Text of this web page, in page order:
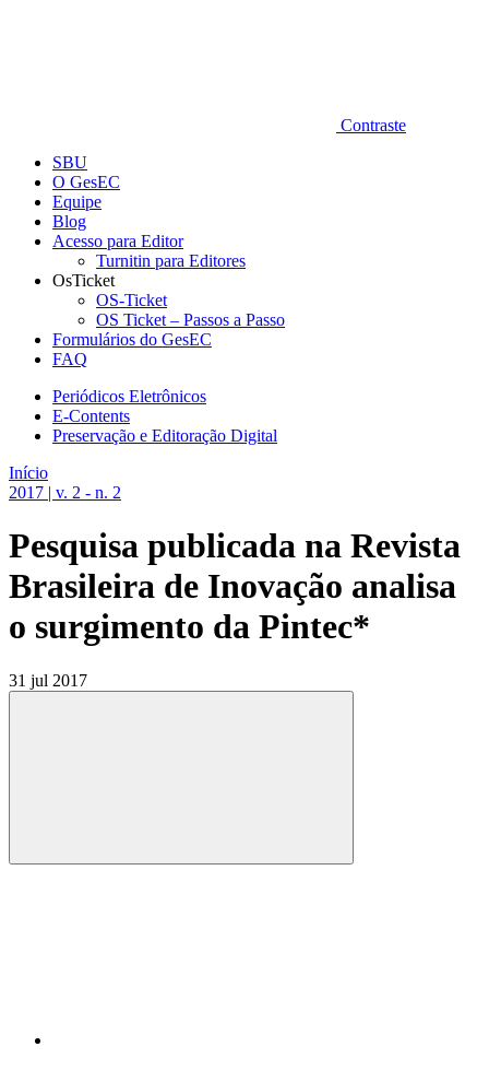
Contraste
SBU
O GesEC
Equipe
Blog
Acesso para Editor
Turnitin para Editores
OsTicket
OS-Ticket
OS Ticket – Passos a Passo
Formulários do GesEC
FAQ
Periódicos Eletrônicos
E-Contents
Preservação e Editoração Digital
Início
2017 | v. 2 - n. 2
Pesquisa publicada na Revista
Brasileira de Inovação analisa
o surgimento da Pintec*
31 jul 2017
Compartilhar